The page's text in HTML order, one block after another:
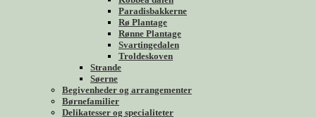
Paradisbakkerne
Rø Plantage
Rønne Plantage
Svartingedalen
Troldeskoven
Strande
Søerne
Begivenheder og arrangementer
Børnefamilier
Delikatesser og specialiteter